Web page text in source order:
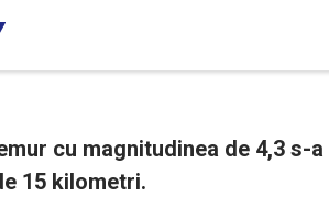
cu magnitudinea de 4,3 s-
15 kilometri.